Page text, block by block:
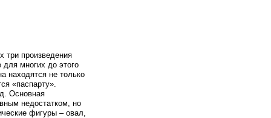
три произведения
для многих до этого
находятся не только
«паспарту».
Основная
недостатком, но
фигуры – овал,